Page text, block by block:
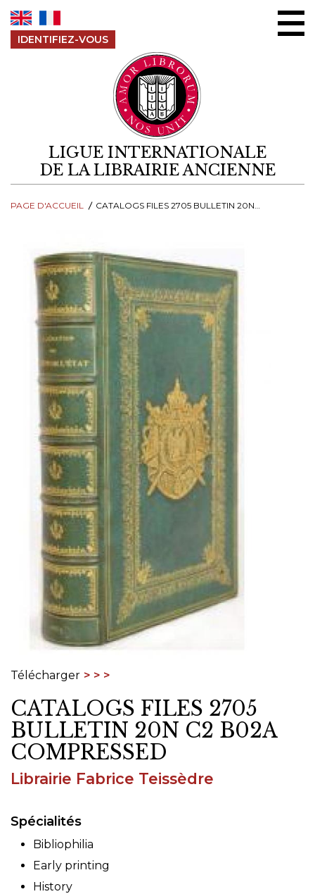
IDENTIFIEZ-VOUS
LIGUE INTERNATIONALE
DE LA LIBRAIRIE ANCIENNE
PAGE D'ACCUEIL CATALOGS FILES 2705 BULLETIN 20N C2 B02A COMPRESSED
Télécharger
CATALOGS FILES 2705
BULLETIN 20N C2 B02A
COMPRESSED
Librairie Fabrice Teissèdre
Spécialités
Bibliophilia
Early printing
History